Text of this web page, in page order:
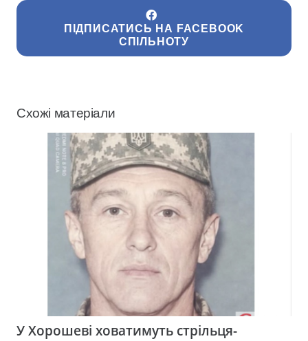
ПІДПИСАТИСЬ НА FACEBOOK
СПІЛЬНОТУ
Схожі матеріали
У Хорошеві ховатимуть стрільця-